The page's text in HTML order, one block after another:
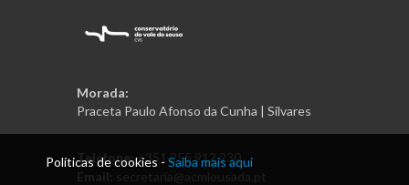
Morada:
Praceta Paulo Afonso da Cunha | Silvares
Telefone:+351 255 912 230
Email:
secretaria@acmlousada.pt
Políticas de cookies - Saiba mais aqui